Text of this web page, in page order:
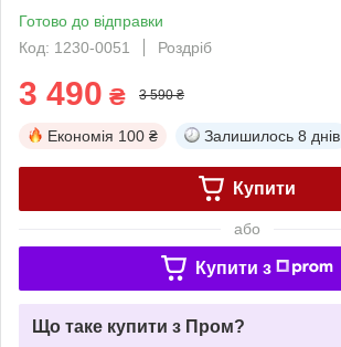
Готово до відправки
Код: 1230-0051
Роздріб
3 490 ₴ 3 590 ₴
Економія 100 ₴ Залишилось 8 днів
Купити
або
Купити з
Що таке купити з Пром?